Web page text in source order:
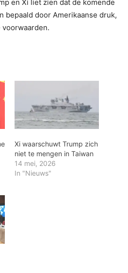
en Xi liet zien dat de komende
bepaald door Amerikaanse druk,
voorwaarden.
Xi waarschuwt Trump zich
niet te mengen in Taiwan
14 mei, 2026
In "Nieuws"